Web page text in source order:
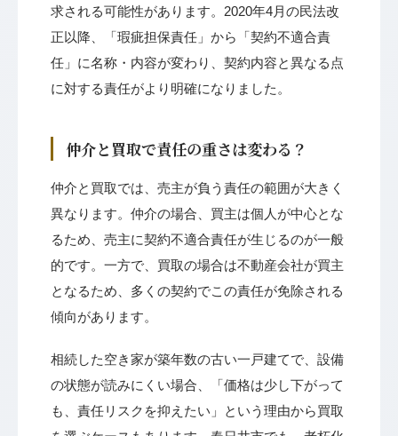
求される可能性があります。2020年4月の民法改
正以降、「瑕疵担保責任」から「契約不適合責
任」に名称・内容が変わり、契約内容と異なる点
に対する責任がより明確になりました。
仲介と買取で責任の重さは変わる？
仲介と買取では、売主が負う責任の範囲が大きく
異なります。仲介の場合、買主は個人が中心とな
るため、売主に契約不適合責任が生じるのが一般
的です。一方で、買取の場合は不動産会社が買主
となるため、多くの契約でこの責任が免除される
傾向があります。
相続した空き家が築年数の古い一戸建てで、設備
の状態が読みにくい場合、「価格は少し下がって
も、責任リスクを抑えたい」という理由から買取